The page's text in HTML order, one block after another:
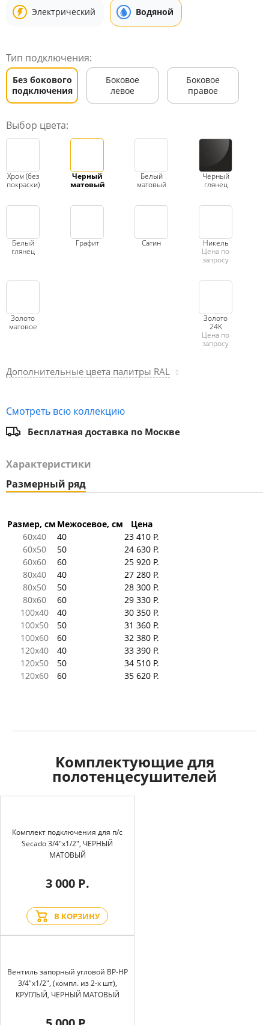
Электрический Водяной
Тип подключения:
Без бокового
подключения
Боковое
левое
Боковое
правое
Выбор цвета:
Хром (без
покраски)
Черный
матовый
Белый
матовый
Черный
глянец
Белый
глянец
Графит Сатин
Никель
Цена по
запросу
Золото
матовое
Золото
24K
Цена по
запросу
Дополнительные цвета палитры RAL
Смотреть всю коллекцию
Бесплатная доставка по Москве
Характеристики
Размерный ряд
Размер, см Межосевое, см
Цена
60x40
40
23 410 Р.
60x50
50
24 630 Р.
60x60
60
25 920 Р.
80x40
40
27 280 Р.
80x50
50
28 300 Р.
80x60
60
29 330 Р.
100x40
40
30 350 Р.
100x50
50
31 360 Р.
100x60
60
32 380 Р.
120x40
40
33 390 Р.
120x50
50
34 510 Р.
120x60
60 35 620 Р.
Kомплектующие для
полотенцесушителей
Комплект подключения для п/с
Secado 3/4"x1/2", ЧЕРНЫЙ
МАТОВЫЙ
3 000 Р.
В КОРЗИНУ
Вентиль запорный угловой BP-HP
3/4"х1/2", (компл. из 2-х шт),
КРУГЛЫЙ, ЧЕРНЫЙ МАТОВЫЙ